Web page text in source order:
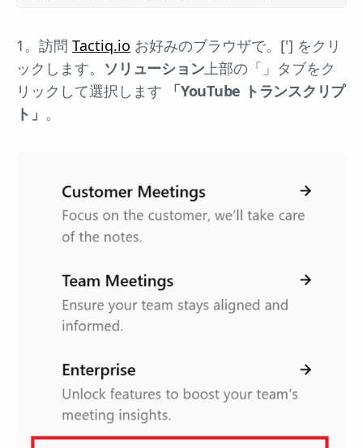
1。訪問 Tactiq.io お好みのブラウザで。['] をクリ
ックします。 ソリューション上部の「」タブをク
リックして選択します
「YouTube トランスクリプ
ト」 。